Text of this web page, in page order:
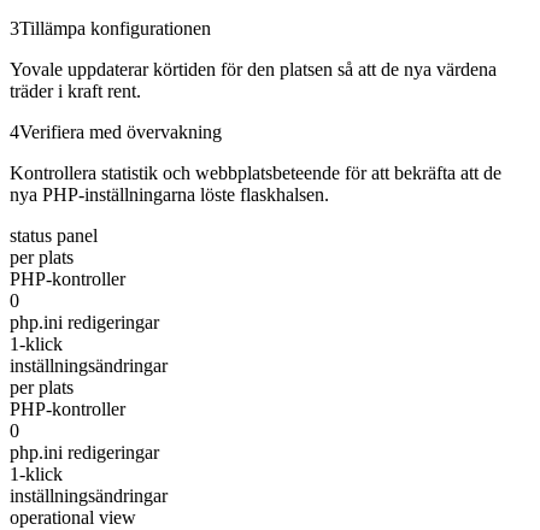
3Tillämpa konfigurationen
Yovale uppdaterar körtiden för den platsen så att de nya värdena
träder i kraft rent.
4Verifiera med övervakning
Kontrollera statistik och webbplatsbeteende för att bekräfta att de
nya PHP-inställningarna löste flaskhalsen.
status panel
per plats
PHP-kontroller
0
php.ini redigeringar
1-klick
inställningsändringar
per plats
PHP-kontroller
0
php.ini redigeringar
1-klick
inställningsändringar
operational view